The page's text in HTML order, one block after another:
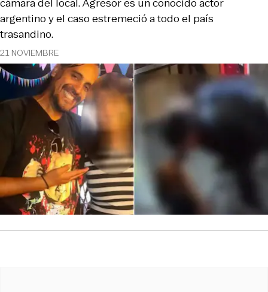
21 NOVIEMBRE
argentino y el caso estremeció a todo el país
trasandino.